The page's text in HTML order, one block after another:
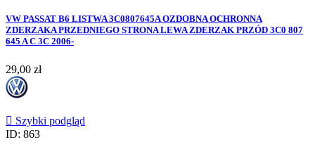
VW PASSAT B6 LISTWA 3C0807645A OZDOBNA OCHRONNA
ZDERZAKA PRZEDNIEGO STRONA LEWA ZDERZAK PRZÓD 3C0 807
645 A C 3C 2006-
Cena
29,00 zł
 Szybki podgląd
ID: 863